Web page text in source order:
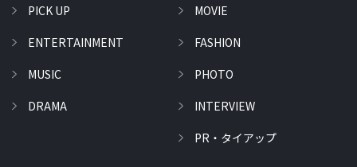
PICK UP
ENTERTAINMENT
MUSIC
DRAMA
MOVIE
FASHION
PHOTO
INTERVIEW
PR・タイアップ